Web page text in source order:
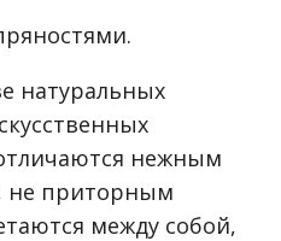
натуральных
нежным
не приторным
между собой,